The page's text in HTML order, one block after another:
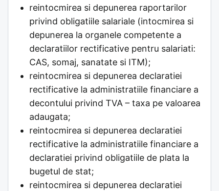
reintocmirea si depunerea raportarilor
privind obligatiile salariale (intocmirea si
depunerea la organele competente a
declaratiilor rectificative pentru salariati:
CAS, somaj, sanatate si ITM);
reintocmirea si depunerea declaratiei
rectificative la administratiile financiare a
decontului privind TVA – taxa pe valoarea
adaugata;
reintocmirea si depunerea declaratiei
rectificative la administratiile financiare a
declaratiei privind obligatiile de plata la
bugetul de stat;
reintocmirea si depunerea declaratiei